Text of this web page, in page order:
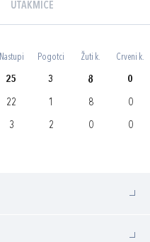
UTAKMICE
Nastupi Pogotci Žuti k. Crveni k.
25 3 8 0
22 1 8 0
3 2 0 0